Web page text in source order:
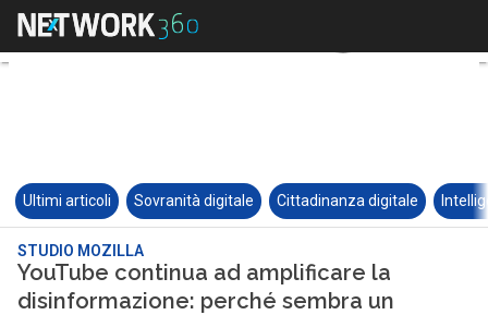
Ultimi articoli Sovranità digitale Cittadinanza digitale
STUDIO MOZILLA
YouTube continua ad amplificare la
disinformazione: perché sembra un